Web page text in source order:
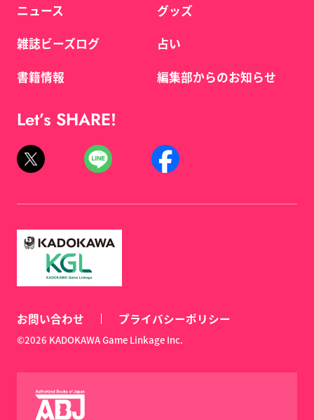
ニュース
雑誌ビーズログ
書籍情報
グッズ
占い
編集部からのお知らせ
Let’s SHARE!
お問い合わせ プライバシーポリシー
©2026 KADOKAWA Game Linkage Inc.